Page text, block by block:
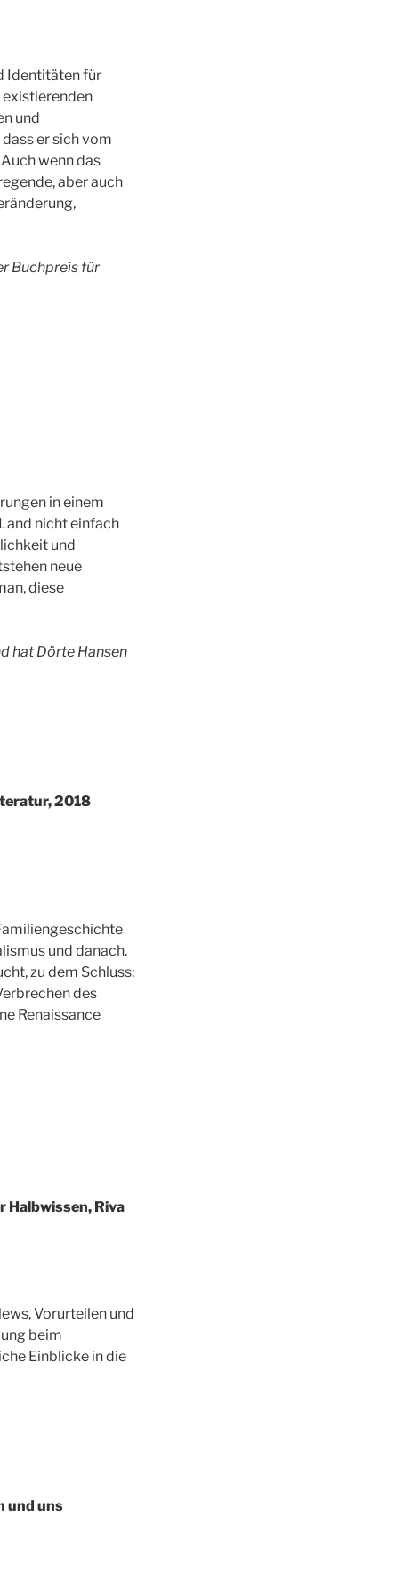
Identitäten für
existierenden
und
er sich vom
wenn das
aber auch
Buchpreis für
in einem
nicht einfach
und
neue
diese
hat Dörte Hansen
2018
und danach.
zu dem Schluss:
des
Renaissance
Halbwissen, Riva
Vorurteilen und
beim
Einblicke in die
und uns